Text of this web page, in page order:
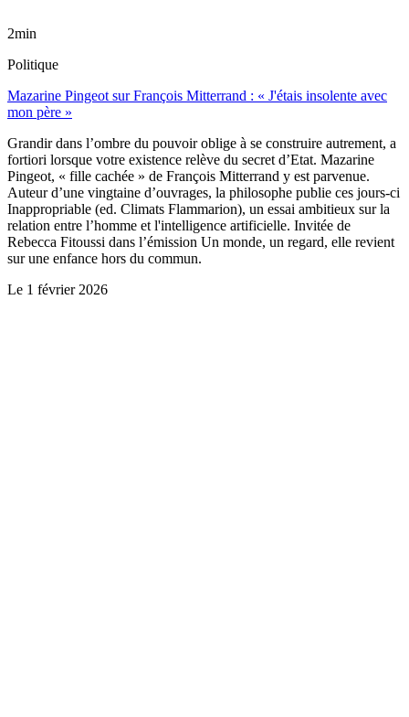
2min
Politique
Mazarine Pingeot sur François Mitterrand : « J'étais insolente avec
mon père »
Grandir dans l’ombre du pouvoir oblige à se construire autrement, a
fortiori lorsque votre existence relève du secret d’Etat. Mazarine
Pingeot, « fille cachée » de François Mitterrand y est parvenue.
Auteur d’une vingtaine d’ouvrages, la philosophe publie ces jours-ci
Inappropriable (ed. Climats Flammarion), un essai ambitieux sur la
relation entre l’homme et l'intelligence artificielle. Invitée de
Rebecca Fitoussi dans l’émission Un monde, un regard, elle revient
sur une enfance hors du commun.
Le 1 février 2026